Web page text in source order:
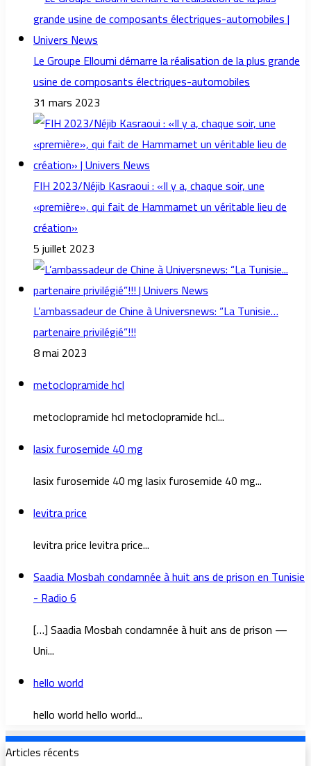
Le Groupe Elloumi démarre la réalisation de la plus grande
usine de composants électriques-automobiles
31 mars 2023
FIH 2023/Néjib Kasraoui : «Il y a, chaque soir, une
«première», qui fait de Hammamet un véritable lieu de
création»
5 juillet 2023
L’ambassadeur de Chine à Universnews: “La Tunisie…
partenaire privilégié”!!!
8 mai 2023
metoclopramide hcl
metoclopramide hcl metoclopramide hcl...
lasix furosemide 40 mg
lasix furosemide 40 mg lasix furosemide 40 mg...
levitra price
levitra price levitra price...
Saadia Mosbah condamnée à huit ans de prison en Tunisie
- Radio 6
[…] Saadia Mosbah condamnée à huit ans de prison —
Uni...
hello world
hello world hello world...
Articles récents